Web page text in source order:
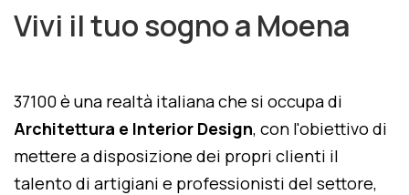
Vivi il tuo sogno a Moena
37100 è una realtà italiana che si occupa di
Architettura e Interior Design, con l'obiettivo di
mettere a disposizione dei propri clienti il
talento di artigiani e professionisti del settore,